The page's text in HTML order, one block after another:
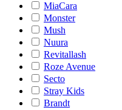
MiaCara
Monster
Mush
Nuura
Revitallash
Roze Avenue
Secto
Stray Kids
Brandt